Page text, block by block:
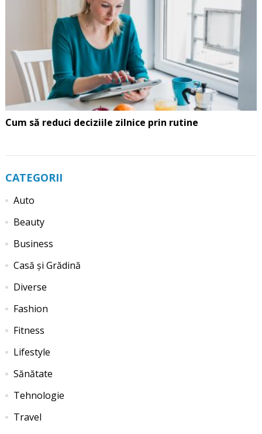
Cum să reduci deciziile zilnice prin rutine
CATEGORII
Auto
Beauty
Business
Casă și Grădină
Diverse
Fashion
Fitness
Lifestyle
Sănătate
Tehnologie
Travel